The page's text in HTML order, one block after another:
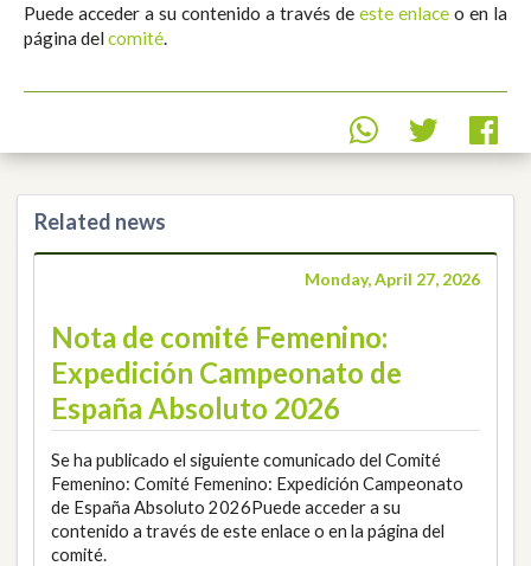
Puede acceder a su contenido a través de este enlace o en la
página delcomité
Related news
Monday, April 27, 2026
Nota de comité Femenino:
Expedición Campeonato de
España Absoluto 2026
Se ha publicado el siguiente comunicado del Comité
Femenino: Comité Femenino: Expedición Campeonato
de España Absoluto 2026Puede acceder a su
contenido a través de este enlace o en la página del
comité.